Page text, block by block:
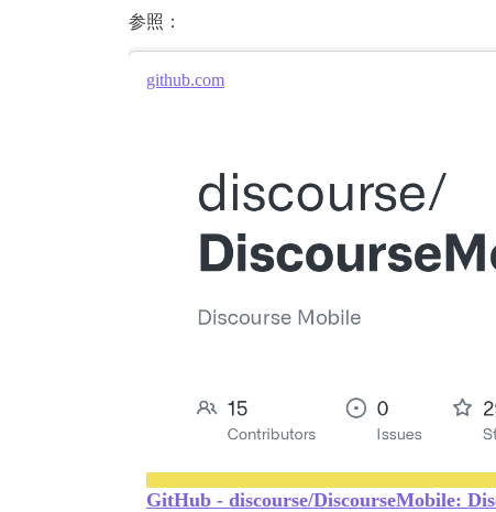
参照：
github.com
GitHub - discourse/DiscourseMobile: